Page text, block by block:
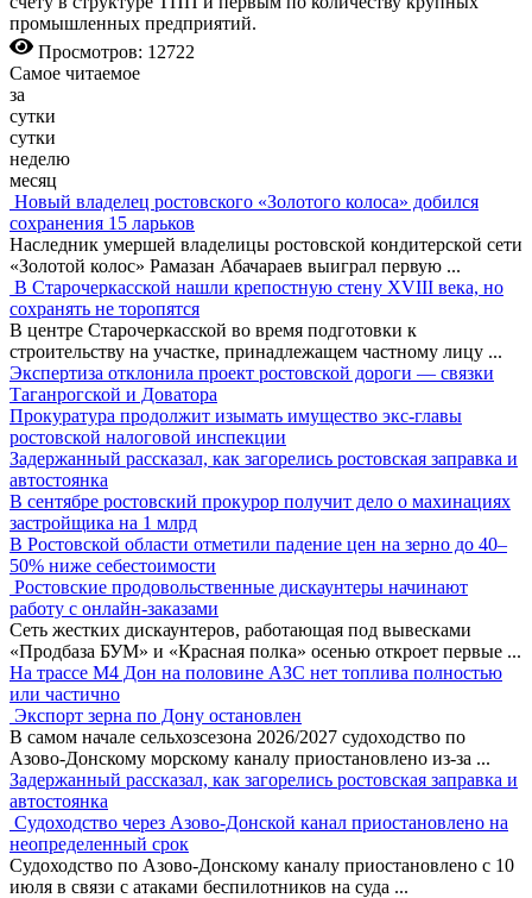
промышленных предприятий.
Просмотров: 12722
Самое читаемое
за
сутки
сутки
неделю
месяц
Новый владелец ростовского «Золотого колоса» добился
сохранения 15 ларьков
Наследник умершей владелицы ростовской кондитерской сети
«Золотой колос» Рамазан Абачараев выиграл первую ...
В Старочеркасской нашли крепостную стену XVIII века, но
сохранять не торопятся
В центре Старочеркасской во время подготовки к
строительству на участке, принадлежащем частному лицу ...
Экспертиза отклонила проект ростовской дороги — связки
Таганрогской и Доватора
Прокуратура продолжит изымать имущество экс-главы
ростовской налоговой инспекции
Задержанный рассказал, как загорелись ростовская заправка и
автостоянка
В сентябре ростовский прокурор получит дело о махинациях
застройщика на 1 млрд
В Ростовской области отметили падение цен на зерно до 40–
50% ниже себестоимости
Ростовские продовольственные дискаунтеры начинают
работу с онлайн-заказами
Сеть жестких дискаунтеров, работающая под вывесками
«Продбаза БУМ» и «Красная полка» осенью откроет первые ...
На трассе М4 Дон на половине АЗС нет топлива полностью
или частично
Экспорт зерна по Дону остановлен
В самом начале сельхозсезона 2026/2027 судоходство по
Азово-Донскому морскому каналу приостановлено из-за ...
Задержанный рассказал, как загорелись ростовская заправка и
автостоянка
Судоходство через Азово-Донской канал приостановлено на
неопределенный срок
Судоходство по Азово-Донскому каналу приостановлено с 10
июля в связи с атаками беспилотников на суда ...